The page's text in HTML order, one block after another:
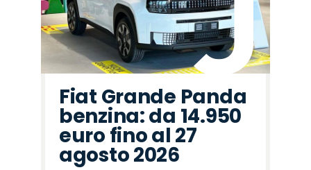
Fiat Grande Panda
benzina: da 14.950
euro fino al 27
agosto 2026